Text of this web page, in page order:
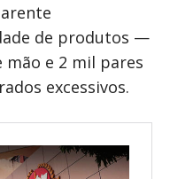
de produtos —
e 2 mil pares
excessivos.